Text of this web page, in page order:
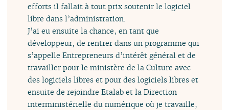
efforts il fallait à tout prix soutenir le logiciel
libre dans l’administration.
J’ai eu ensuite la chance, en tant que
développeur, de rentrer dans un programme qui
s’appelle Entrepreneurs d’intérêt général et de
travailler pour le ministère de la Culture avec
des logiciels libres et pour des logiciels libres et
ensuite de rejoindre Etalab et la Direction
interministérielle du numérique où je travaille,